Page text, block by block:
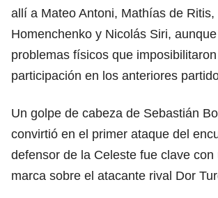
allí a Mateo Antoni, Mathías de Ritis,
Homenchenko y Nicolás Siri,
problemas físicos que
participación en los anteriores
Un golpe de cabeza de Sebastián
convirtió en el primer ataque del
defensor de la Celeste fue clave con
marca sobre el atacante rival Dor